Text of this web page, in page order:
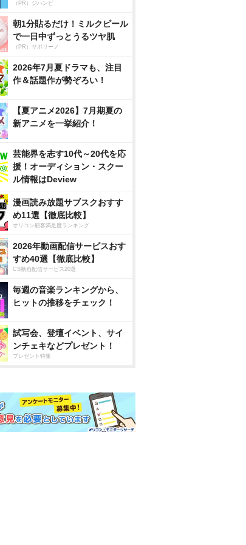
（PR）ジハンピ
朝1分貼るだけ！ミルクピール
で一日中ずっとうるツヤ肌
（PR）サボリーノ
2026年7月夏ドラマも、注目
作＆話題作が勢ぞろい！
【夏アニメ2026】7月期夏の
新アニメを一挙紹介！
芸能界を志す10代～20代を応
援！オーディション・スクー
ル情報はDeview
漫画読み放題サブスクおすす
め11選【徹底比較】
オリコン顧客満足度ランキング
2026年動画配信サービスおす
すめ40選【徹底比較】
CS動画配信サービス20選
毎週の音楽ランキングから、
ヒットの推移をチェック！
試写会、登壇イベント、サイ
ンチェキなどプレゼント！
プレゼント特集